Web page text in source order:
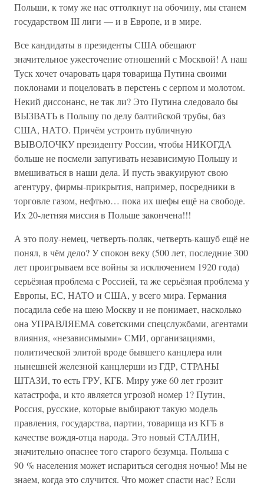
Польши, к тому же нас оттолкнут на обочину, мы станем
государством III лиги — и в Европе, и в мире.
Все кандидаты в президенты США обещают
значительное ужесточение отношений с Москвой! А наш
Туск хочет очаровать царя товарища Путина своими
поклонами и поцеловать в перстень с серпом и молотом.
Некий диссонанс, не так ли? Это Путина следовало бы
ВЫЗВАТЬ в Польшу по делу балтийской трубы, баз
США, НАТО. Причём устроить публичную
ВЫВОЛОЧКУ президенту России, чтобы НИКОГДА
больше не посмели запугивать независимую Польшу и
вмешиваться в наши дела. И пусть эвакуируют свою
агентуру, фирмы-прикрытия, например, посредники в
торговле газом, нефтью… пока их шефы ещё на свободе.
Их 20-летняя миссия в Польше закончена!!!
А это полу-немец, четверть-поляк, четверть-кашуб ещё не
понял, в чём дело? У спокон веку (500 лет, последние 300
лет проигрываем все войны за исключением 1920 года)
серьёзная проблема с Россией, та же серьёзная проблема у
Европы, ЕС, НАТО и США, у всего мира. Германия
посадила себе на шею Москву и не понимает, насколько
она УПРАВЛЯЕМА советскими спецслужбами, агентами
влияния, «независимыми» СМИ, организациями,
политической элитой вроде бывшего канцлера или
нынешней железной канцлерши из ГДР, СТРАНЫ
ШТАЗИ, то есть ГРУ, КГБ. Миру уже 60 лет грозит
катастрофа, и кто является угрозой номер 1? Путин,
Россия, русские, которые выбирают такую модель
правления, государства, партии, товарища из КГБ в
качестве вождя-отца народа. Это новый СТАЛИН,
значительно опаснее того старого безумца. Польша с
90 % населения может испариться сегодня ночью! Мы не
знаем, когда это случится. Что может спасти нас? Если